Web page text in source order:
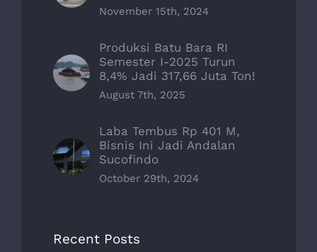
November 15th, 2024
Produksi Batu Bara RI
Semester I-2025 Turun
8,4% Jadi 317,66 Juta Ton!
August 7th, 2025
Laba Tembus Rp 401 M,
Bisnis Ini Jadi Andalan
Sucofindo
October 29th, 2024
Recent Posts